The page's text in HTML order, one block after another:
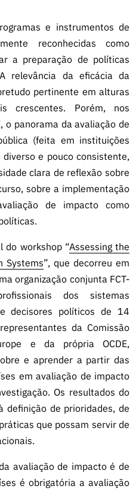
Manifesta
ções de
Interesse
FCCN,
serviços
digitais da
FCT
Canais de
Denúncia
Apoios
PRR –
“Ciência +
“Ciência +
Capacitaç
e instrumentos de
reconhecidas como
a preparação de políticas
relevância da eficácia da
pertinente em alturas
crescentes. Porém, nos
o panorama da avaliação de
(feita em instituições
e pouco consistente,
clara de reflexão sobre
sobre a implementação
de impacto como
do workshop “Assessing the
Systems”, que decorreu em
organização conjunta FCT-
dos sistemas
decisores políticos de 14
da Comissão
e da própria OCDE,
e aprender a partir das
em avaliação de impacto
Os resultados do
definição de prioridades, de
que possam servir de
avaliação de impacto é de
é obrigatória a avaliação